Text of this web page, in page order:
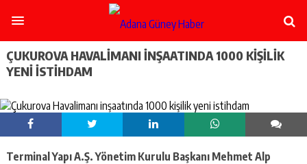
escort
ataşehir
escort
escort
-
ÇUKUROVA HAVALIMANI INŞAATINDA 1000 KIŞILIK
YENI ISTIHDAM
Terminal Yapı A.Ş. Yönetim Kurulu Başkanı Mehmet Alp